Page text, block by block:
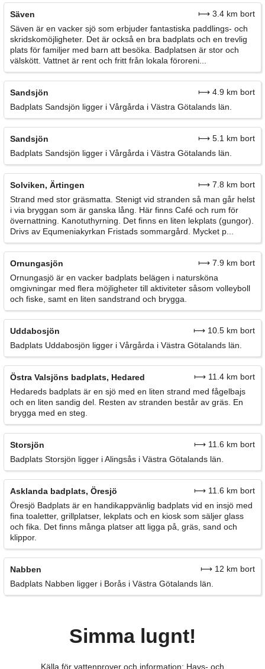
Säven
⟼ 3.4 km bort
Säven är en vacker sjö som erbjuder fantastiska paddlings- och
skridskomöjligheter. Det är också en bra badplats och en trevlig
plats för familjer med barn att besöka. Badplatsen är stor och
välskött. Vattnet är rent och fritt från lokala föroreni...
Sandsjön
⟼ 4.9 km bort
Badplats Sandsjön ligger i Vårgårda i Västra Götalands län.
Sandsjön
⟼ 5.1 km bort
Badplats Sandsjön ligger i Vårgårda i Västra Götalands län.
Solviken, Ärtingen
⟼ 7.8 km bort
Strand med stor gräsmatta. Stenigt vid stranden så man går helst
i via bryggan som är ganska lång. Här finns Café och rum för
övernattning. Kanotuthyrning. Det finns en liten lekplats (gungor).
Drivs av Equmeniakyrkan Fristads sommargård. Mycket p...
Ornungasjön
⟼ 7.9 km bort
Ornungasjö är en vacker badplats belägen i natursköna
omgivningar med flera möjligheter till aktiviteter såsom volleyboll
och fiske, samt en liten sandstrand och brygga.
Uddabosjön
⟼ 10.5 km bort
Badplats Uddabosjön ligger i Vårgårda i Västra Götalands län.
Östra Valsjöns badplats, Hedared
⟼ 11.4 km bort
Hedareds badplats är en sjö med en liten strand med fågelbajs
och en liten sandig del. Resten av stranden består av gräs. En
brygga med en steg.
Storsjön
⟼ 11.6 km bort
Badplats Storsjön ligger i Alingsås i Västra Götalands län.
Asklanda badplats, Öresjö
⟼ 11.6 km bort
Öresjö Badplats är en handikappvänlig badplats vid en insjö med
fina toaletter, grillplatser, lekplats och en kiosk som säljer glass
och fika. Det finns många platser att ligga på, gräs, sand och
klippor.
Nabben
⟼ 12 km bort
Badplats Nabben ligger i Borås i Västra Götalands län.
Simma lugnt!
Källa för vattenprover och information: Havs- och